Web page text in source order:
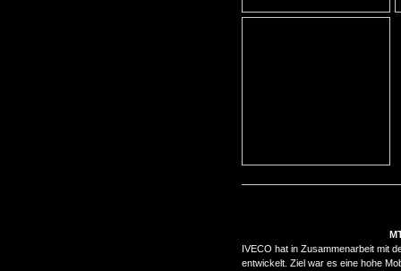
IVECO hat in Zusammenarbeit mit
entwickelt. Ziel war es eine hohe